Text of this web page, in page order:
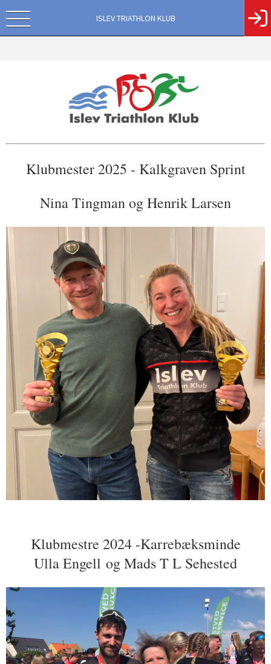
ISLEV TRIATHLON KLUB
Klubmester 2025 - Kalkgraven Sprint
Nina Tingman og Henrik Larsen
Klubmestre 2024 -Karrebæksminde
Ulla Engell og Mads T L Sehested